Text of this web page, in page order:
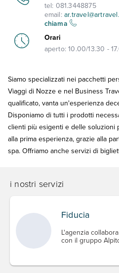
tel: 081.3448875
email:
chiama
Orari
aperto:10.00/13.30 -
Siamo specializzati nei pacchetti
Viaggi di Nozze e nel Business
qualificato, vanta un'esperienza
Disponiamo di tutti i prodotti
clienti più esigenti e delle soluzioni
alla prima esperienza, grazie alla
spa. Offriamo anche servizi di
i nostri servizi
Fiducia
L'agenzia
con il gruppo